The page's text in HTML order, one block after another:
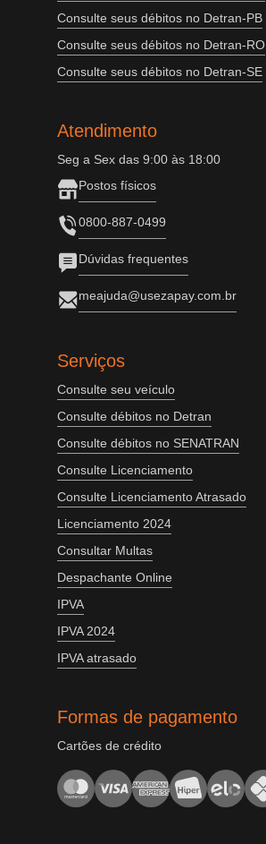
Consulte seus débitos no Detran-PB
Consulte seus débitos no Detran-RO
Consulte seus débitos no Detran-SE
Atendimento
Seg a Sex das 9:00 às 18:00
Postos físicos
0800-887-0499
Dúvidas frequentes
meajuda@usezapay.com.br
Serviços
Consulte seu veículo
Consulte débitos no Detran
Consulte débitos no SENATRAN
Consulte Licenciamento
Consulte Licenciamento Atrasado
Licenciamento 2024
Consultar Multas
Despachante Online
IPVA
IPVA 2024
IPVA atrasado
Formas de pagamento
Cartões de crédito